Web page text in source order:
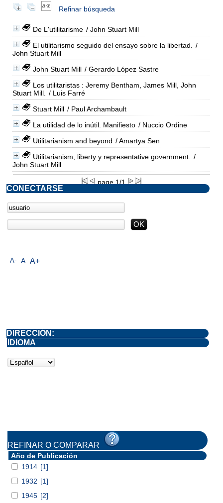
Refinar búsqueda
De L'utilitarisme / John Stuart Mill
El utilitarismo seguido del ensayo sobre la libertad.
/
John Stuart Mill
John Stuart Mill / Gerardo López Sastre
Los utilitaristas : Jeremy Bentham, James Mill, John
Stuart Mill.
/ Luis Farré
Stuart Mill / Paul Archambault
La utilidad de lo inútil. Manifiesto / Nuccio Ordine
Utilitarianism and beyond / Amartya Sen
Utilitarianism, liberty y representative government.
/
John Stuart Mill
page 1/1
A- A A+
CONECTARSE
DIRECCIÓN:
IDIOMA
REFINAR O COMPARAR
Año de Publicación
1914 [1]
1932 [1]
1945 [2]